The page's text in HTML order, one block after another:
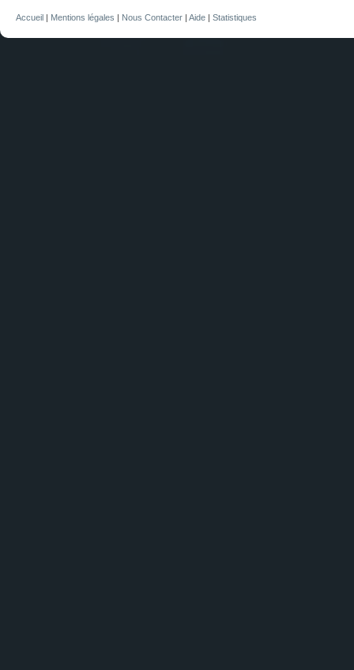
Accueil | Mentions légales | Nous Contacter | Aide | Statistiques